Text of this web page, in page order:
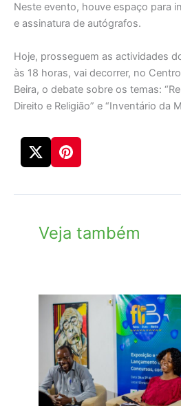
Neste evento, houve espaço para
e assinatura de autógrafos.
Hoje, prosseguem as actividades
às 18 horas, vai decorrer, no
Beira, o debate sobre os temas:
Direito e Religião” e “Inventário da
Veja também